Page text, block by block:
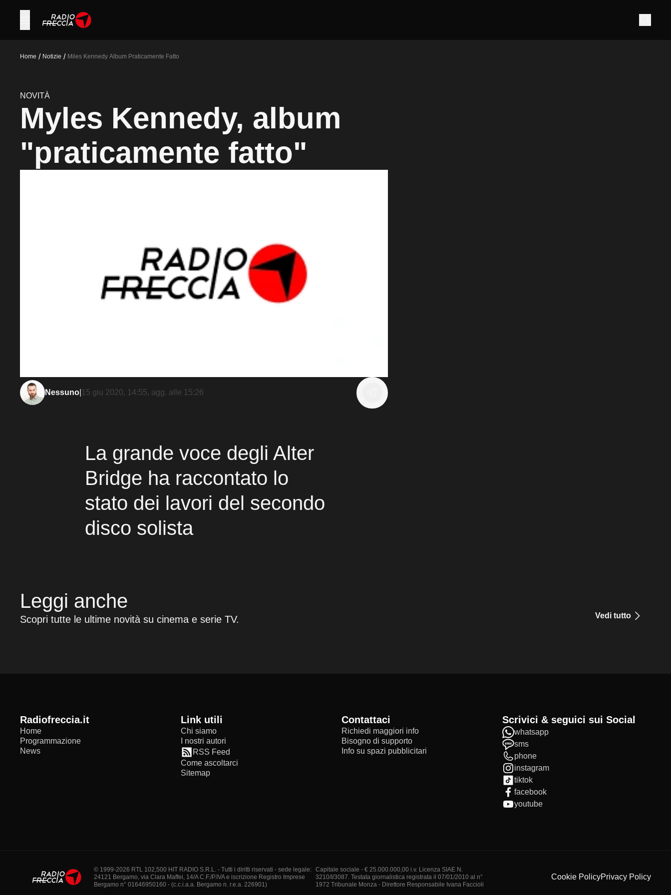
Home / Notizie / Miles Kennedy Album Praticamente Fatto
NOVITÀ
Myles Kennedy, album
"praticamente fatto"
Nessuno 15 giu 2020, 14:55, agg. alle 15:26
La grande voce degli Alter
Bridge ha raccontato lo
stato dei lavori del secondo
disco solista
Leggi anche
Scopri tutte le ultime novità su cinema e serie TV. Vedi tutto
radiofreccia.it
Home
Programmazione
News
Link utili
Chi siamo
I nostri autori
RSS Feed
Come ascoltarci
Sitemap
Contattaci
Richiedi maggiori info
Bisogno di supporto
Info su spazi pubblicitari
Scrivici & seguici sui Social
whatsapp
sms
phone
instagram
tiktok
facebook
youtube
© 1999-2026 RTL 102,500 HIT RADIO S.R.L. - Tutti i diritti riservati - sede legale:
24121 Bergamo, via Clara Maffei, 14/A C.F./P.IVA e iscrizione Registro Imprese
Bergamo n° 01646950160 - (c.c.i.a.a. Bergamo n. r.e.a. 226901)
Capitale sociale - € 25.000.000,00 i.v. Licenza SIAE N.
3210/I/3087. Testata giornalistica registrata il 07/01/2010 al n°
1972 Tribunale Monza - Direttore Responsabile Ivana Faccioli
Cookie PolicyPrivacy Policy